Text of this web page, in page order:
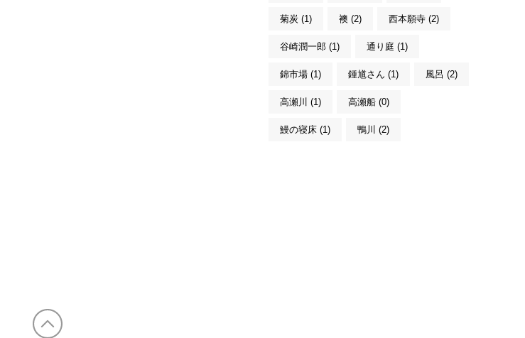
菊炭 (1) 襖 (2) 西本願寺 (2)
谷崎潤一郎 (1) 通り庭 (1)
錦市場 (1) 鍾馗さん (1) 風呂 (2)
高瀬川 (1) 高瀬船 (0)
鰻の寝床 (1) 鴨川 (2)